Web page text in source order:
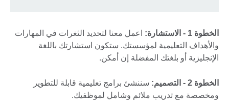
الخطوة 1 - الاستشارة:
اعمل معنا لتحديد الثغرات في المهارات
والأهداف التعليمية لمؤسستك. ستكون استشارتك باللغة
الإنجليزية أو بلغتك المفضلة إن أمكن.
الخطوة 2 - التصميم:
سننشئ برامج تعليمية قابلة للتطوير
ومخصصة مع تدريب ملائم وشامل لموظفيك.